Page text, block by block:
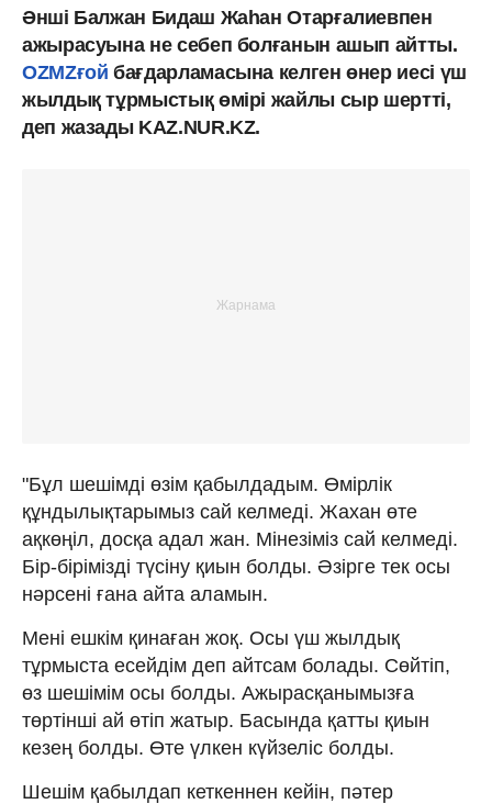
Әнші Балжан Бидаш Жаһан Отарғалиевпен
ажырасуына не себеп болғанын ашып айтты.
OZMZғойбағдарламасына келген өнер иесі үш
жылдық тұрмыстық өмірі жайлы сыр шертті,
деп жазады KAZ.NUR.KZ.
"Бұл шешімді өзім қабылдадым. Өмірлік
құндылықтарымыз сай келмеді. Жахан өте
ақкөңіл, досқа адал жан. Мінезіміз сай келмеді.
Бір-бірімізді түсіну қиын болды. Әзірге тек осы
нәрсені ғана айта аламын.
Мені ешкім қинаған жоқ. Осы үш жылдық
тұрмыста есейдім деп айтсам болады. Сөйтіп,
өз шешімім осы болды. Ажырасқанымызға
төртінші ай өтіп жатыр. Басында қатты қиын
кезең болды. Өте үлкен күйзеліс болды.
Шешім қабылдап кеткеннен кейін, пәтер